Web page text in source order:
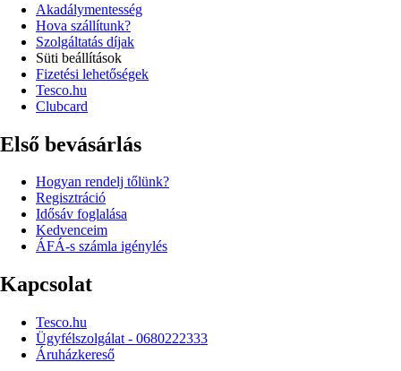
Akadálymentesség
Hova szállítunk?
Szolgáltatás díjak
Süti beállítások
Fizetési lehetőségek
Tesco.hu
Clubcard
Első bevásárlás
Hogyan rendelj tőlünk?
Regisztráció
Idősáv foglalása
Kedvenceim
ÁFÁ-s számla igénylés
Kapcsolat
Tesco.hu
Ügyfélszolgálat - 0680222333
Áruházkereső